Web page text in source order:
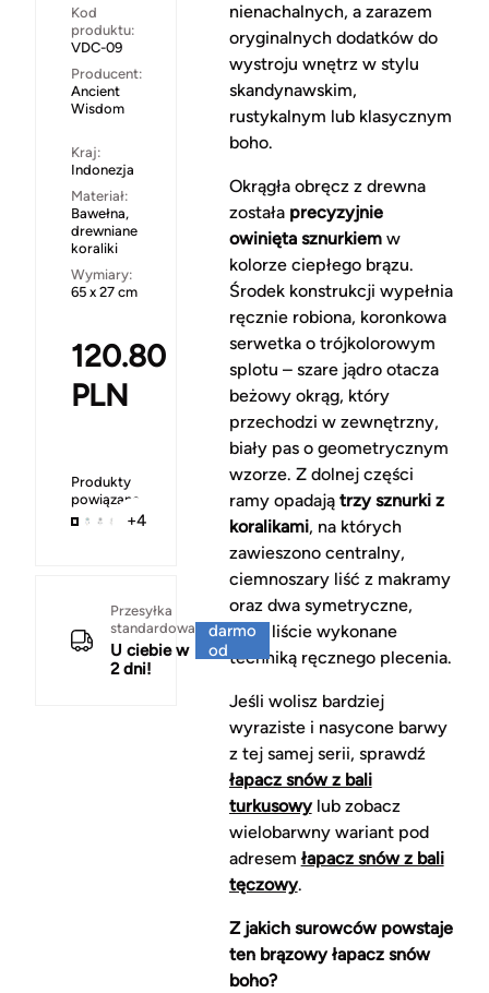
Kod
produktu:
VDC-09
Producent:
Ancient
Wisdom
Kraj:
Indonezja
Materiał:
Bawełna,
drewniane
koraliki
Wymiary:
65 x 27 cm
120.80
PLN
Produkty
powiązane
+4
Przesyłka
standardowa
U ciebie w
2 dni!
darmo
od
150 zł
nienachalnych, a zarazem
oryginalnych dodatków do
wystroju wnętrz w stylu
skandynawskim,
rustykalnym lub klasycznym
boho.
Okrągła obręcz z drewna
została precyzyjnie
owinięta sznurkiemw
kolorze ciepłego brązu.
Środek konstrukcji wypełnia
ręcznie robiona, koronkowa
serwetka o trójkolorowym
splotu – szare jądro otacza
beżowy okrąg, który
przechodzi w zewnętrzny,
biały pas o geometrycznym
wzorze. Z dolnej części
ramy opadają trzy sznurki z
koralikami, na których
zawieszono centralny,
ciemnoszary liść z makramy
oraz dwa symetryczne,
białe liście wykonane
techniką ręcznego plecenia.
Jeśli wolisz bardziej
wyraziste i nasycone barwy
z tej samej serii, sprawdź
łapacz snów z bali
turkusowylub zobacz
wielobarwny wariant pod
adresem łapacz snów z bali
tęczowy.
Z jakich surowców powstaje
ten brązowy łapacz snów
boho?